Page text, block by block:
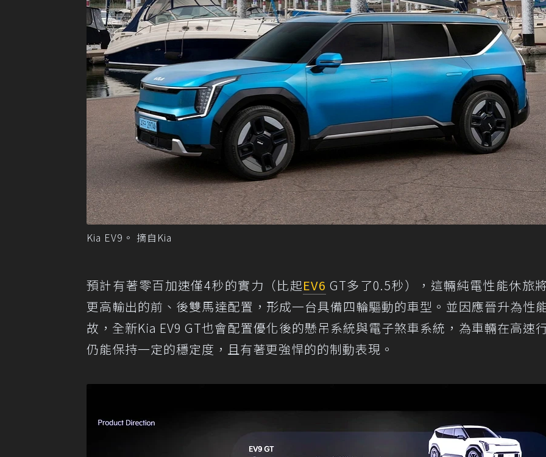
Kia EV9。 摘自Kia
預計有著零百加速僅4秒的實力（比起EV6 GT多了0.5秒），這輛純電性能休旅
更高輸出的前、後雙馬達配置，形成一台具備四輪驅動的車型。並因應晉升為性
故，全新Kia EV9 GT也會配置優化後的懸吊系統與電子煞車系統，為車輛在高速
仍能保持一定的穩定度，且有著更強悍的的制動表現。